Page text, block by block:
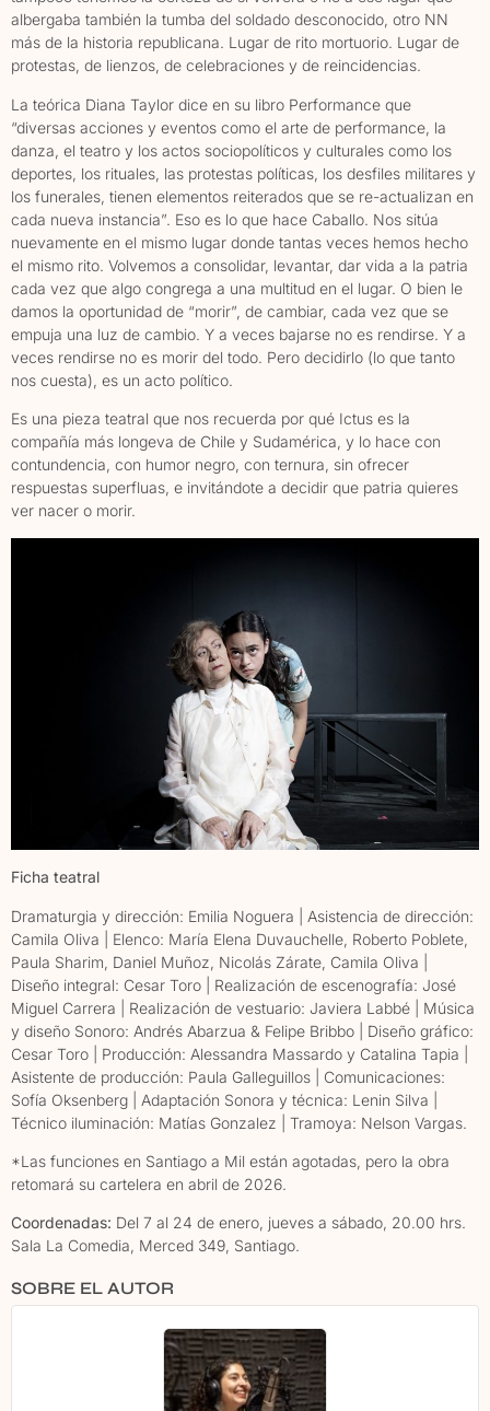
albergaba también la tumba del soldado desconocido, otro NN
más de la historia republicana. Lugar de rito mortuorio. Lugar de
protestas, de lienzos, de celebraciones y de reincidencias.
La teórica Diana Taylor dice en su libro Performance que
“diversas acciones y eventos como el arte de performance, la
danza, el teatro y los actos sociopolíticos y culturales como los
deportes, los rituales, las protestas políticas, los desfiles militares y
los funerales, tienen elementos reiterados que se re-actualizan en
cada nueva instancia”. Eso es lo que hace Caballo. Nos sitúa
nuevamente en el mismo lugar donde tantas veces hemos hecho
el mismo rito. Volvemos a consolidar, levantar, dar vida a la patria
cada vez que algo congrega a una multitud en el lugar. O bien le
damos la oportunidad de “morir”, de cambiar, cada vez que se
empuja una luz de cambio. Y a veces bajarse no es rendirse. Y a
veces rendirse no es morir del todo. Pero decidirlo (lo que tanto
nos cuesta), es un acto político.
Es una pieza teatral que nos recuerda por qué Ictus es la
compañía más longeva de Chile y Sudamérica, y lo hace con
contundencia, con humor negro, con ternura, sin ofrecer
respuestas superfluas, e invitándote a decidir que patria quieres
ver nacer o morir.
Ficha teatral
Dramaturgia y dirección: Emilia Noguera | Asistencia de dirección:
Camila Oliva | Elenco: María Elena Duvauchelle, Roberto Poblete,
Paula Sharim, Daniel Muñoz, Nicolás Zárate, Camila Oliva |
Diseño integral: Cesar Toro | Realización de escenografía: José
Miguel Carrera | Realización de vestuario: Javiera Labbé | Música
y diseño Sonoro: Andrés Abarzua & Felipe Bribbo | Diseño gráfico:
Cesar Toro | Producción: Alessandra Massardo y Catalina Tapia |
Asistente de producción: Paula Galleguillos | Comunicaciones:
Sofía Oksenberg | Adaptación Sonora y técnica: Lenin Silva |
Técnico iluminación: Matías Gonzalez | Tramoya: Nelson Vargas.
*Las funciones en Santiago a Mil están agotadas, pero la obra
retomará su cartelera en abril de 2026.
Coordenadas: Del 7 al 24 de enero, jueves a sábado, 20.00 hrs.
Sala La Comedia, Merced 349, Santiago.
SOBRE EL AUTOR